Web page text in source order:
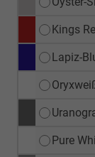
Kings
Lapiz-
Pure